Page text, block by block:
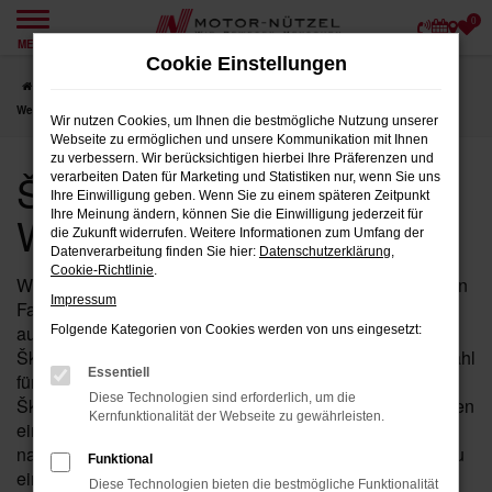
Zum
springen
MENÜ
0
Weiden bei Motor-Nützel
Škoda Jahreswagen für
Weiden bei Motor-Nützel
Wenn Sie in der Nähe von Weiden nach einem fast neuen
Fahrzeug suchen, das Ihnen sowohl hohe Qualität als
auch einen attraktiven Preis bietet, ist der Kodiaq von
Škoda als Jahreswagen bei Motor-Nützel die perfekte Wahl
für Sie. Seit über 90 Jahren sind wir Ihr zuverlässiges
Škoda Autohaus in der Nähe von Weiden und bieten Ihnen
eine exklusive Auswahl an Kodiaq Jahreswagen, die
nahezu alle Vorteile eines Neuwagens bieten – jedoch zu
einem deutlich günstigeren Preis.
Cookie Einstellungen
Wir nutzen Cookies, um Ihnen die bestmögliche Nutzung unserer
Webseite zu ermöglichen und unsere Kommunikation mit Ihnen
zu verbessern. Wir berücksichtigen hierbei Ihre Präferenzen und
verarbeiten Daten für Marketing und Statistiken nur, wenn Sie uns
Ihre Einwilligung geben. Wenn Sie zu einem späteren Zeitpunkt
Ihre Meinung ändern, können Sie die Einwilligung jederzeit für
die Zukunft widerrufen. Weitere Informationen zum Umfang der
Datenverarbeitung finden Sie hier: Datenschutzerklärung,
Cookie-Richtlinie.
Impressum
Folgende Kategorien von Cookies werden von uns eingesetzt:
Essentiell
Diese Technologien sind erforderlich, um die
Kernfunktionalität der Webseite zu gewährleisten.
Funktional
Diese Technologien bieten die bestmögliche Funktionalität